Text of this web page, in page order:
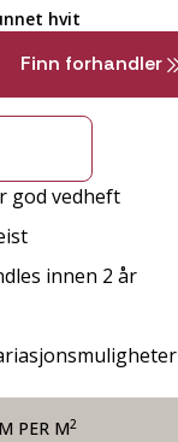
hvit
Finn forhandler
god vedheft
innen 2 år
PER M2